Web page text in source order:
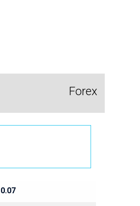
Forex
0.07